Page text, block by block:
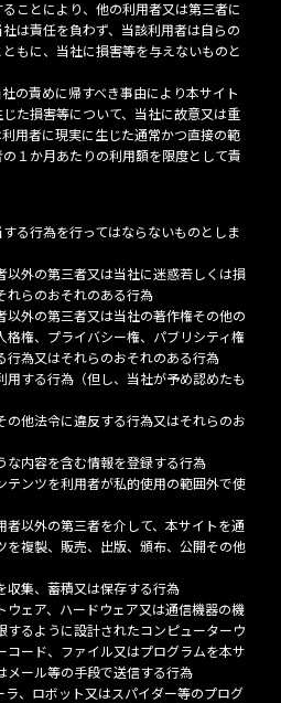
ことにより、他の利用者又は第三者に
は責任を負わず、当該利用者は自らの
もに、当社に損害等を与えないものと
の責めに帰すべき事由により本サイト
た損害等について、当社に故意又は重
用者に現実に生じた通常かつ直接の範
１か月あたりの利用額を限度として責
る行為を行ってはならないものとしま
以外の第三者又は当社に迷惑若しくは損
れらのおそれのある行為
以外の第三者又は当社の著作権その他の
格権、プライバシー権、パブリシティ権
行為又はそれらのおそれのある行為
用する行為（但し、当社が予め認めたも
の他法令に違反する行為又はそれらのお
な内容を含む情報を登録する行為
テンツを利用者が私的使用の範囲外で使
者以外の第三者を介して、本サイトを通
を複製、販売、出版、頒布、公開その他
収集、蓄積又は保存する行為
ウェア、ハードウェア又は通信機器の機
するように設計されたコンピューターウ
コード、ファイル又はプログラムを本サ
メール等の手段で送信する行為
ラ、ロボット又はスパイダー等のプログ